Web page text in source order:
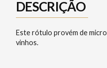
DESCRIÇÃO
Este rótulo provém de
vinhos.